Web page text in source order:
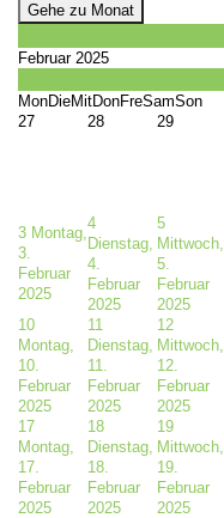
Gehe zu Monat
Februar 2025
MonDieMitDonFreSamSon
27
28 29
3 Montag,
3.
Februar
2025
4
Dienstag,
4.
Februar
2025
5
Mittwoch,
5.
Februar
2025
10
Montag,
10.
Februar
2025
11
Dienstag,
11.
Februar
2025
12
Mittwoch,
12.
Februar
2025
17
Montag,
17.
Februar
2025
18
Dienstag,
18.
Februar
2025
19
Mittwoch,
19.
Februar
2025